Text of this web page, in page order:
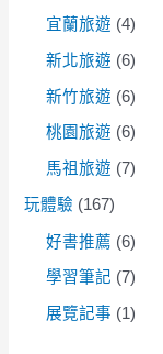
宜蘭旅遊 (4)
新北旅遊 (6)
新竹旅遊 (6)
桃園旅遊 (6)
馬祖旅遊 (7)
玩體驗 (167)
好書推薦 (6)
學習筆記 (7)
展覽記事 (1)